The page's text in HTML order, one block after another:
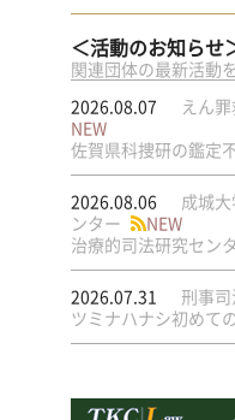
＜活動のお知らせ
関連団体の最新活動
2026.08.07
えん
NEW
佐賀県科捜研の鑑定
2026.08.06
成城
ンター
NEW
2026.07.31
刑事